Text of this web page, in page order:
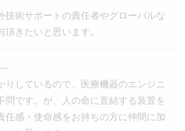
術サポートの責任者やグローバルな
きたいと思います。
りしているので、医療機器のエンジニ
問です。が、人の命に直結する装置を
任感・使命感をお持ちの方に仲間に加